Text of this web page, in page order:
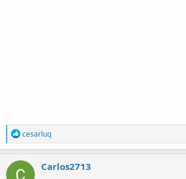
R
e
a
c
t
cesarluq
Carlos2713